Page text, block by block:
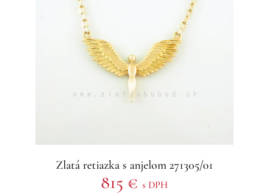
Zlatá retiazka s anjelom 271305/01
815 € s DPH